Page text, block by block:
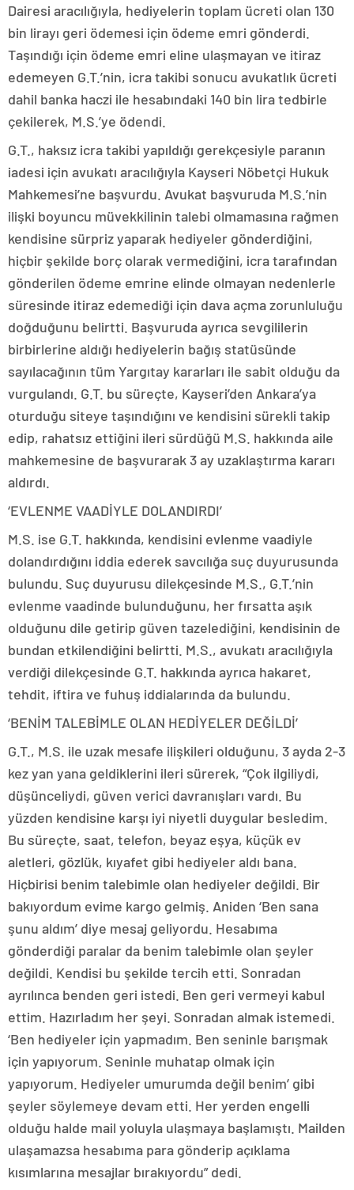
Dairesi aracılığıyla, hediyelerin toplam ücreti olan 130
bin lirayı geri ödemesi için ödeme emri gönderdi.
Taşındığı için ödeme emri eline ulaşmayan ve itiraz
edemeyen G.T.’nin, icra takibi sonucu avukatlık ücreti
dahil banka haczi ile hesabındaki 140 bin lira tedbirle
çekilerek, M.S.’ye ödendi.
G.T., haksız icra takibi yapıldığı gerekçesiyle paranın
iadesi için avukatı aracılığıyla Kayseri Nöbetçi Hukuk
Mahkemesi’ne başvurdu. Avukat başvuruda M.S.’nin
ilişki boyuncu müvekkilinin talebi olmamasına rağmen
kendisine sürpriz yaparak hediyeler gönderdiğini,
hiçbir şekilde borç olarak vermediğini, icra tarafından
gönderilen ödeme emrine elinde olmayan nedenlerle
süresinde itiraz edemediği için dava açma zorunluluğu
doğduğunu belirtti. Başvuruda ayrıca sevgililerin
birbirlerine aldığı hediyelerin bağış statüsünde
sayılacağının tüm Yargıtay kararları ile sabit olduğu da
vurgulandı. G.T. bu süreçte, Kayseri’den Ankara’ya
oturduğu siteye taşındığını ve kendisini sürekli takip
edip, rahatsız ettiğini ileri sürdüğü M.S. hakkında aile
mahkemesine de başvurarak 3 ay uzaklaştırma kararı
aldırdı.
‘EVLENME VAADİYLE DOLANDIRDI’
M.S. ise G.T. hakkında, kendisini evlenme vaadiyle
dolandırdığını iddia ederek savcılığa suç duyurusunda
bulundu. Suç duyurusu dilekçesinde M.S., G.T.’nin
evlenme vaadinde bulunduğunu, her fırsatta aşık
olduğunu dile getirip güven tazelediğini, kendisinin de
bundan etkilendiğini belirtti. M.S., avukatı aracılığıyla
verdiği dilekçesinde G.T. hakkında ayrıca hakaret,
tehdit, iftira ve fuhuş iddialarında da bulundu.
‘BENİM TALEBİMLE OLAN HEDİYELER DEĞİLDİ’
G.T., M.S. ile uzak mesafe ilişkileri olduğunu, 3 ayda 2-3
kez yan yana geldiklerini ileri sürerek, “Çok ilgiliydi,
düşünceliydi, güven verici davranışları vardı. Bu
yüzden kendisine karşı iyi niyetli duygular besledim.
Bu süreçte, saat, telefon, beyaz eşya, küçük ev
aletleri, gözlük, kıyafet gibi hediyeler aldı bana.
Hiçbirisi benim talebimle olan hediyeler değildi. Bir
bakıyordum evime kargo gelmiş. Aniden ‘Ben sana
şunu aldım’ diye mesaj geliyordu. Hesabıma
gönderdiği paralar da benim talebimle olan şeyler
değildi. Kendisi bu şekilde tercih etti. Sonradan
ayrılınca benden geri istedi. Ben geri vermeyi kabul
ettim. Hazırladım her şeyi. Sonradan almak istemedi.
‘Ben hediyeler için yapmadım. Ben seninle barışmak
için yapıyorum. Seninle muhatap olmak için
yapıyorum. Hediyeler umurumda değil benim’ gibi
şeyler söylemeye devam etti. Her yerden engelli
olduğu halde mail yoluyla ulaşmaya başlamıştı. Mailden
ulaşamazsa hesabıma para gönderip açıklama
kısımlarına mesajlar bırakıyordu” dedi.